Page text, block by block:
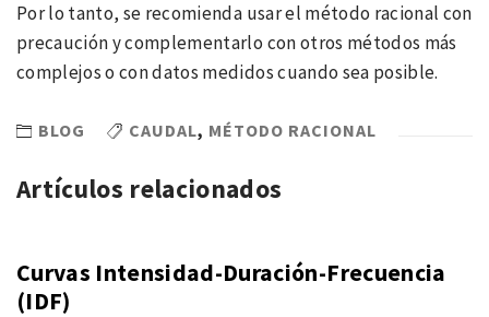
Por lo tanto, se recomienda usar el método racional con
precaución y complementarlo con otros métodos más
complejos o con datos medidos cuando sea posible.
BLOG CAUDAL, MÉTODO RACIONAL
Artículos relacionados
Curvas Intensidad-Duración-Frecuencia
(IDF)